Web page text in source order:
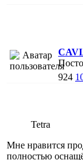
924
Tetra
Мне нравится
полностью